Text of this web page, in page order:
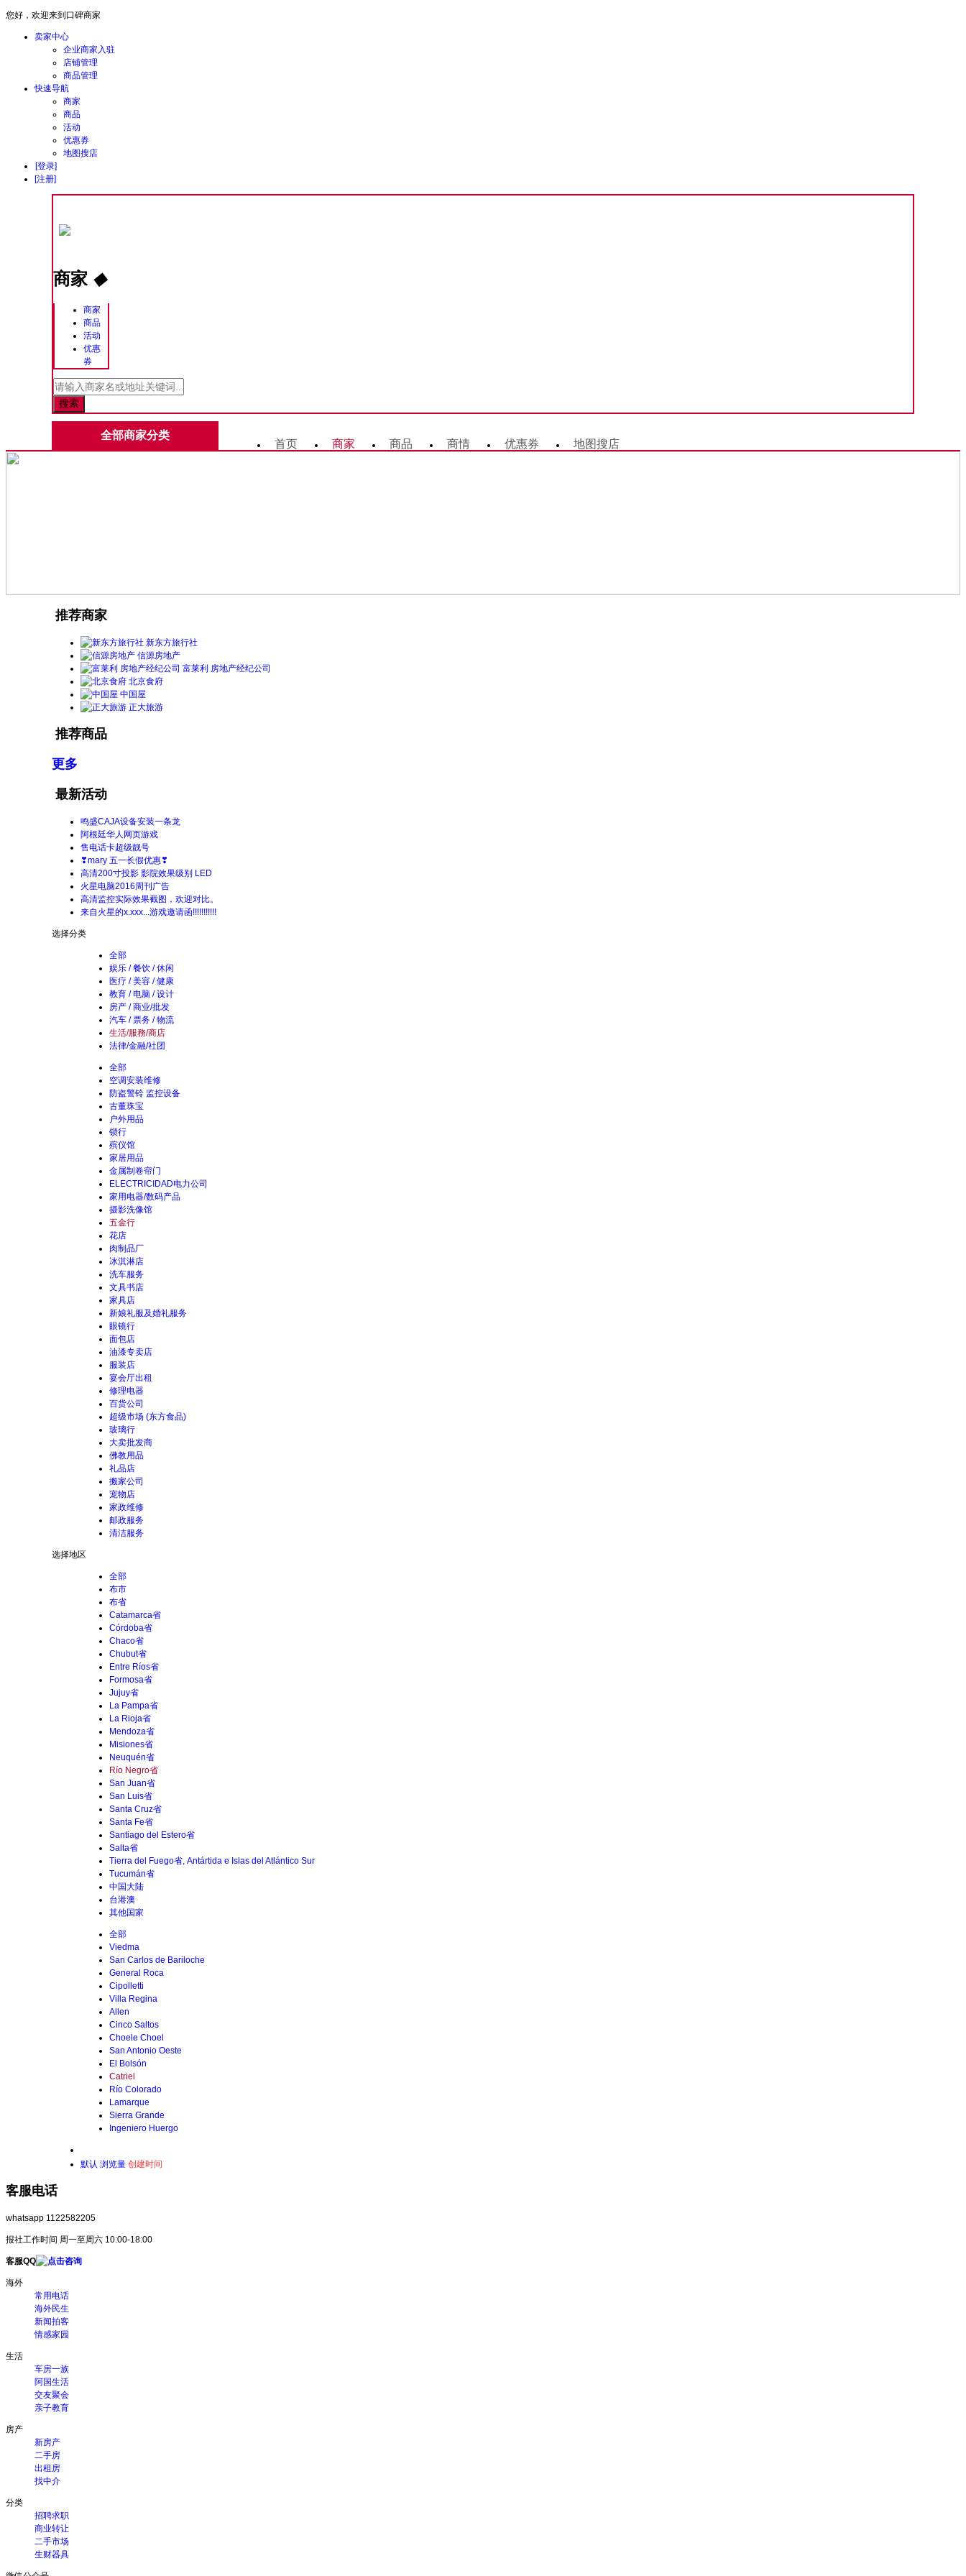
您好，欢迎来到口碑商家
卖家中心
企业商家入驻
店铺管理
商品管理
快速导航
商家
商品
活动
优惠券
地图搜店
[登录]
[注册]
商家 ◆
商家
商品
活动
优惠
券
全部商家分类
首页 商家 商品 商情 优惠券 地图搜店
推荐商家
新东方旅行社
信源房地产
富莱利 房地产经纪公司
北京食府
中国屋
正大旅游
推荐商品
更多
最新活动
鸣盛CAJA设备安装一条龙
阿根廷华人网页游戏
售电话卡超级靓号
❣mary 五一长假优惠❣
高清200寸投影 影院效果级别 LED
火星电脑2016周刊广告
高清监控实际效果截图，欢迎对比。
来自火星的x.xxx...游戏邀请函!!!!!!!!!!!
选择分类
全部
娱乐 / 餐饮 / 休闲
医疗 / 美容 / 健康
教育 / 电脑 / 设计
房产 / 商业/批发
汽车 / 票务 / 物流
生活/服務/商店
法律/金融/社团
全部
空调安装维修
防盗警铃 监控设备
古董珠宝
户外用品
锁行
殡仪馆
家居用品
金属制卷帘门
ELECTRICIDAD电力公司
家用电器/数码产品
摄影洗像馆
五金行
花店
肉制品厂
冰淇淋店
洗车服务
文具书店
家具店
新娘礼服及婚礼服务
眼镜行
面包店
油漆专卖店
服装店
宴会厅出租
修理电器
百货公司
超级市场 (东方食品)
玻璃行
大卖批发商
佛教用品
礼品店
搬家公司
宠物店
家政维修
邮政服务
清洁服务
选择地区
全部
布市
布省
Catamarca省
Córdoba省
Chaco省
Chubut省
Entre Ríos省
Formosa省
Jujuy省
La Pampa省
La Rioja省
Mendoza省
Misiones省
Neuquén省
Río Negro省
San Juan省
San Luis省
Santa Cruz省
Santa Fe省
Santiago del Estero省
Salta省
Tierra del Fuego省, Antártida e Islas del Atlántico Sur
Tucumán省
中国大陆
台港澳
其他国家
全部
Viedma
San Carlos de Bariloche
General Roca
Cipolletti
Villa Regina
Allen
Cinco Saltos
Choele Choel
San Antonio Oeste
El Bolsón
Catriel
Río Colorado
Lamarque
Sierra Grande
Ingeniero Huergo
默认 浏览量 创建时间
客服电话
whatsapp 1122582205
报社工作时间 周一至周六 10:00-18:00
客服QQ
海外
常用电话
海外民生
新闻拍客
情感家园
生活
车房一族
阿国生活
交友聚会
亲子教育
房产
新房产
二手房
出租房
找中介
分类
招聘求职
商业转让
二手市场
生财器具